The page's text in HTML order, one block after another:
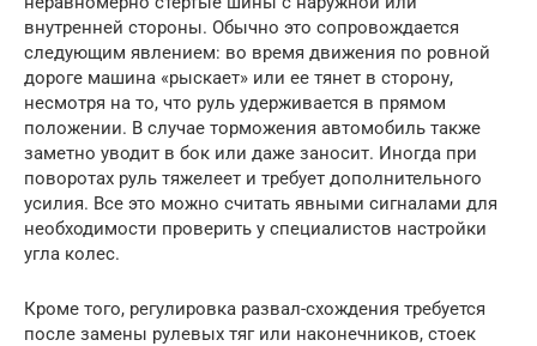
внутренней стороны. Обычно это сопровождается
следующим явлением: во время движения по ровной
дороге машина «рыскает» или ее тянет в сторону,
несмотря на то, что руль удерживается в прямом
положении. В случае торможения автомобиль также
заметно уводит в бок или даже заносит. Иногда при
поворотах руль тяжелеет и требует дополнительного
усилия. Все это можно считать явными сигналами для
необходимости проверить у специалистов настройки
угла колес.
Кроме того, регулировка развал-схождения требуется
после замены рулевых тяг или наконечников, стоек